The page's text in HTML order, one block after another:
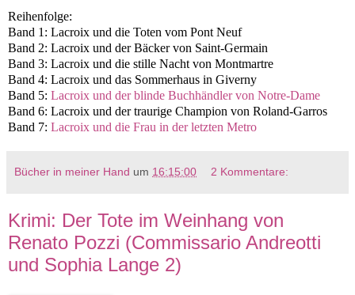
Reihenfolge:
Band 1: Lacroix und die Toten vom Pont Neuf
Band 2: Lacroix und der Bäcker von Saint-Germain
Band 3: Lacroix und die stille Nacht von Montmartre
Band 4: Lacroix und das Sommerhaus in Giverny
Band 5: Lacroix und der blinde Buchhändler von Notre-Dame
Band 6: Lacroix und der traurige Champion von Roland-Garros
Band 7: Lacroix und die Frau in der letzten Metro
Bücher in meiner Hand um 16:15:00 2 Kommentare:
Krimi: Der Tote im Weinhang von
Renato Pozzi (Commissario Andreotti
und Sophia Lange 2)